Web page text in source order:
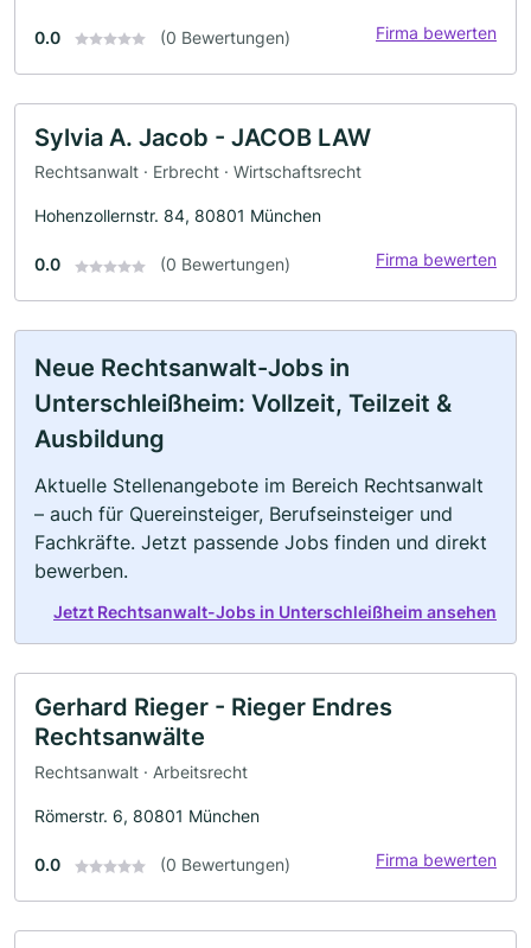
0.0 (0 Bewertungen) Firma bewerten
Sylvia A. Jacob - JACOB LAW
Rechtsanwalt · Erbrecht · Wirtschaftsrecht
Hohenzollernstr. 84, 80801 München
0.0 (0 Bewertungen) Firma bewerten
Neue Rechtsanwalt-Jobs in
Unterschleißheim: Vollzeit, Teilzeit &
Ausbildung
Aktuelle Stellenangebote im Bereich Rechtsanwalt
– auch für Quereinsteiger, Berufseinsteiger und
Fachkräfte. Jetzt passende Jobs finden und direkt
bewerben.
Jetzt Rechtsanwalt-Jobs in Unterschleißheim ansehen
Gerhard Rieger - Rieger Endres
Rechtsanwälte
Rechtsanwalt · Arbeitsrecht
Römerstr. 6, 80801 München
0.0 (0 Bewertungen) Firma bewerten